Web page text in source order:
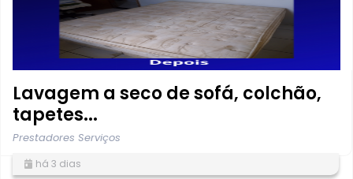
Lavagem a seco de sofá, colchão,
tapetes...
Prestadores Serviços
há 3 dias